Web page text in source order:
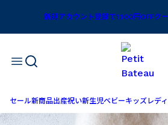
新規アカウント登録で1,100円OFFク
セール新商品出産祝い新生児ベビーキッズ レデ